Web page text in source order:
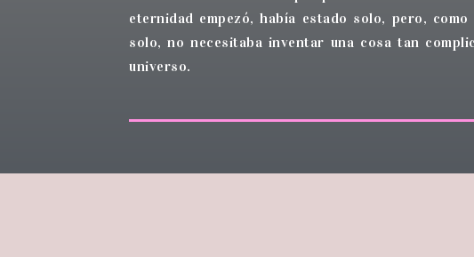
eternidad empezó, había estado solo, pero,
solo, no necesitaba inventar una cosa tan
universo.